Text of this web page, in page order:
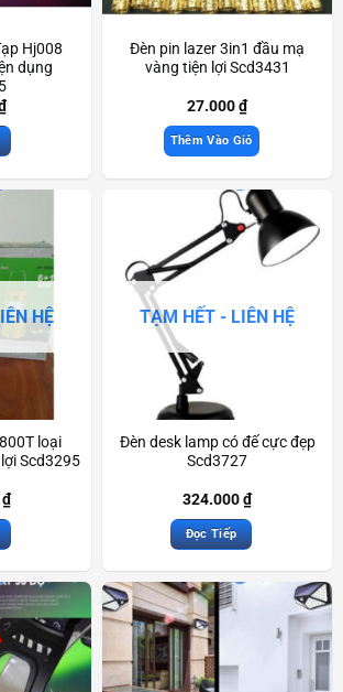
Hj008
dụng
Đèn pin lazer 3in1 đầu mạ
vàng tiện lợi Scd3431
27.000₫
Thêm Vào Giỏ
HỆ
loại
Scd3295
₫
TẠM HẾT - LIÊN HỆ
Đèn desk lamp có đế cực đẹp
Scd3727
324.000₫
Đọc Tiếp